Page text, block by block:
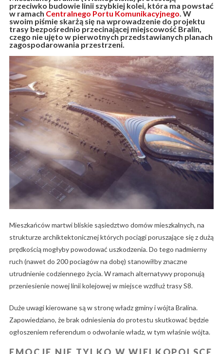
przeciwko budowie linii szybkiej kolei, która ma powstać
w ramach Centralnego Portu Komunikacyjnego. W
swoim piśmie skarżą się na wprowadzenie do projektu
trasy bezpośrednio przecinającej miejscowość Bralin,
czego nie ujęto w pierwotnych przedstawianych planach
zagospodarowania przestrzeni.
Mieszkańców martwi bliskie sąsiedztwo domów mieszkalnych, na
strukturze archiktektonicznej których pociągi poruszające się z dużą
prędkością mogłyby powodować uszkodzenia. Do tego nadmierny
ruch (nawet do 200 pociagów na dobę) stanowiłby znaczne
utrudnienie codziennego życia. W ramach alternatywy proponują
przeniesienie nowej linii kolejowej w miejsce wzdłuż trasy S8.
Duże uwagi kierowane są w stronę władz gminy i wójta Bralina.
Zapowiedziano, że brak odniesienia do protestu skutkować będzie
ogłoszeniem referendum o odwołanie władz, w tym właśnie wójta.